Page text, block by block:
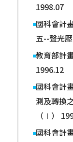
1998.07
國科會計
五--聲光
教育部計
1996.12
國科會計
測及轉換
（Ⅰ）
國科會計